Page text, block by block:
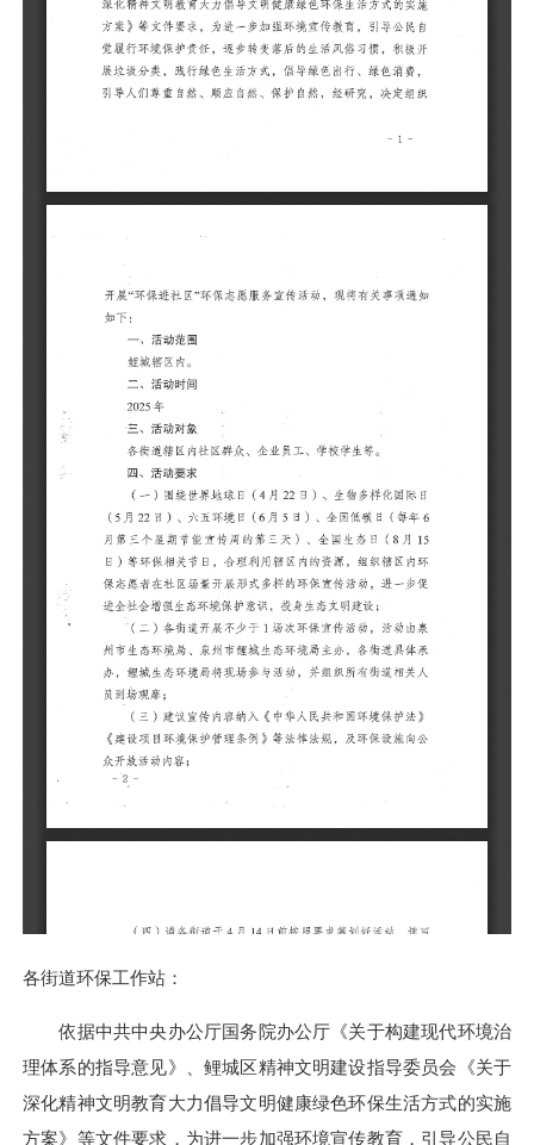
各街道环保工作站：
依据中共中央办公厅国务院办公厅《关于构建现代环境治
理体系的指导意见》、鲤城区精神文明建设指导委员会《关于
深化精神文明教育大力倡导文明健康绿色环保生活方式的实施
方案》等文件要求，为进一步加强环境宣传教育，引导公民自